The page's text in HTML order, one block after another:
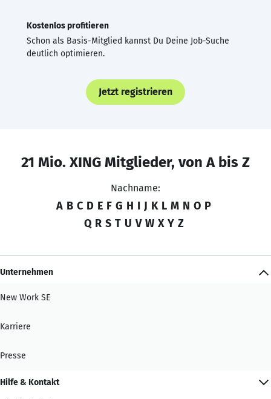
Kostenlos profitieren
Schon als Basis-Mitglied kannst Du Deine Job-Suche
deutlich optimieren.
Jetzt registrieren
21 Mio. XING Mitglieder, von A bis Z
Nachname:
A B C D E F G H I J K L M N O P
Q R S T U V W X Y Z
Unternehmen
New Work SE
Karriere
Presse
Hilfe & Kontakt